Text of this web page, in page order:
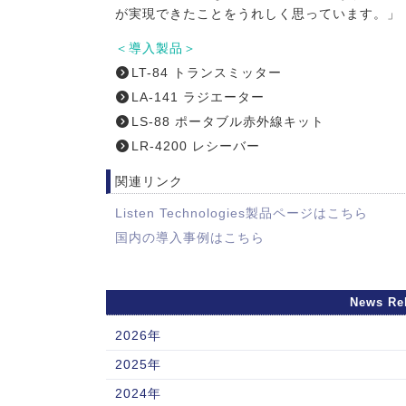
が実現できたことをうれしく思っています。」
＜導入製品＞
LT-84 トランスミッター
LA-141 ラジエーター
LS-88 ポータブル赤外線キット
LR-4200 レシーバー
関連リンク
Listen Technologies製品ページはこちら
国内の導入事例はこちら
News
2026年
2025年
2024年